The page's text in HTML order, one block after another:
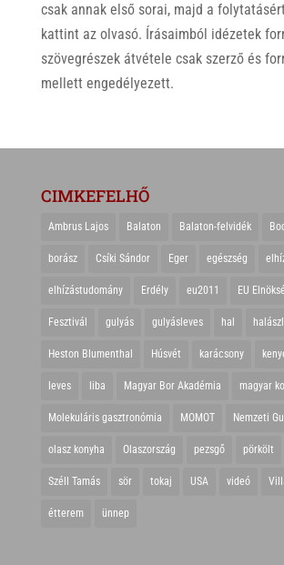
csak annak első sorai, majd a
kattint az olvasó. Írásaimból idézetek
szövegrészek átvétele csak szerző és
mellett engedélyezett.
CIMKEFELHŐ
Ambrus Lajos Balaton Balaton-felvidék
borász Csíki Sándor Eger egészség
elhízástudomány Erdély eu2011 EU
Fesztivál gulyás gulyásleves hal
Heston Blumenthal Húsvét karácsony
leves liba Magyar Bor Akadémia magyar
Molekuláris gasztronómia MOMOT Nemzeti
olasz konyha Olaszország pezsgő pörkölt
Széll Tamás sör tokaj USA videó
étterem ünnep